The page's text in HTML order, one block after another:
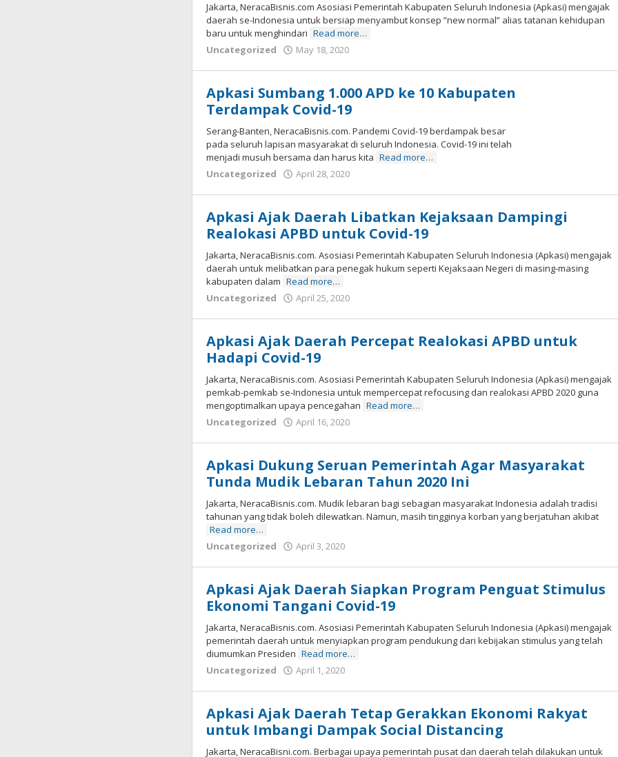
Jakarta, NeracaBisnis.com Asosiasi Pemerintah Kabupaten Seluruh Indonesia (Apkasi) mengajak
daerah se-Indonesia untuk bersiap menyambut konsep ”new normal” alias tatanan kehidupan
baru untuk menghindari Read more…
Uncategorized
May 18, 2020
Apkasi Sumbang 1.000 APD ke 10 Kabupaten
Terdampak Covid-19
Serang-Banten, NeracaBisnis.com. Pandemi Covid-19 berdampak besar
pada seluruh lapisan masyarakat di seluruh Indonesia. Covid-19 ini telah
menjadi musuh bersama dan harus kita Read more…
Uncategorized
April 28, 2020
Apkasi Ajak Daerah Libatkan Kejaksaan Dampingi
Realokasi APBD untuk Covid-19
Jakarta, NeracaBisnis.com. Asosiasi Pemerintah Kabupaten Seluruh Indonesia (Apkasi) mengajak
daerah untuk melibatkan para penegak hukum seperti Kejaksaan Negeri di masing-masing
kabupaten dalam Read more…
Uncategorized
April 25, 2020
Apkasi Ajak Daerah Percepat Realokasi APBD untuk
Hadapi Covid-19
Jakarta, NeracaBisnis.com. Asosiasi Pemerintah Kabupaten Seluruh Indonesia (Apkasi) mengajak
pemkab-pemkab se-Indonesia untuk mempercepat refocusing dan realokasi APBD 2020 guna
mengoptimalkan upaya pencegahan Read more…
Uncategorized
April 16, 2020
Apkasi Dukung Seruan Pemerintah Agar Masyarakat
Tunda Mudik Lebaran Tahun 2020 Ini
Jakarta, NeracaBisnis.com. Mudik lebaran bagi sebagian masyarakat Indonesia adalah tradisi
tahunan yang tidak boleh dilewatkan. Namun, masih tingginya korban yang berjatuhan akibat
Read more…
Uncategorized
April 3, 2020
Apkasi Ajak Daerah Siapkan Program Penguat Stimulus
Ekonomi Tangani Covid-19
Jakarta, NeracaBisnis.com. Asosiasi Pemerintah Kabupaten Seluruh Indonesia (Apkasi) mengajak
pemerintah daerah untuk menyiapkan program pendukung dari kebijakan stimulus yang telah
diumumkan Presiden Read more…
Uncategorized
April 1, 2020
Apkasi Ajak Daerah Tetap Gerakkan Ekonomi Rakyat
untuk Imbangi Dampak Social Distancing
Jakarta, NeracaBisni.com. Berbagai upaya pemerintah pusat dan daerah telah dilakukan untuk